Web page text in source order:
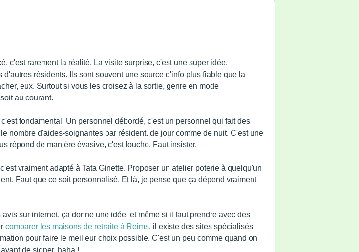
c'est rarement la réalité. La visite surprise, c'est une super idée.
résidents. Ils sont souvent une source d'info plus fiable que la
eux. Surtout si vous les croisez à la sortie, genre en mode
au courant.
fondamental. Un personnel débordé, c'est un personnel qui fait des
nombre d'aides-soignantes par résident, de jour comme de nuit. C'est une
répond de manière évasive, c'est louche. Faut insister.
vraiment adapté à Tata Ginette. Proposer un atelier poterie à quelqu'un
Faut que ce soit personnalisé. Et là, je pense que ça dépend vraiment
sur internet, ça donne une idée, et même si il faut prendre avec des
comparer les maisons de retraite à Reims, il existe des sites spécialisés
pour faire le meilleur choix possible. C'est un peu comme quand on